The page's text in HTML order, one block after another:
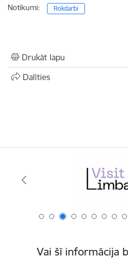
Notikumi: Rokdarbi
Drukāt lapu
Dalīties
Vai šī informācija